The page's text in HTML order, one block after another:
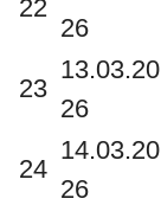
22
26
23
13.03.20
26
24
14.03.20
26